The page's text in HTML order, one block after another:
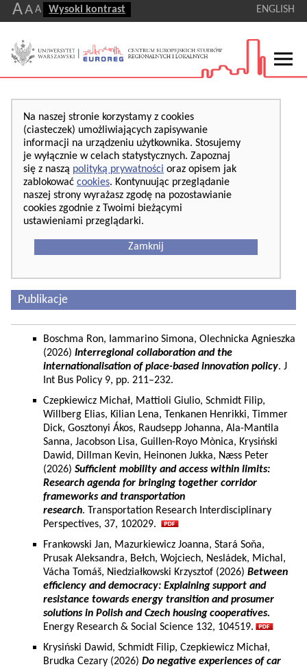
AA A Wysoki kontrast ENGLISH
Na naszej stronie korzystamy z cookies
(ciasteczek) umożliwiających zapisywanie
informacji na urządzeniu użytkownika. Stosujemy
je wyłącznie w celach statystycznych. Zapoznaj
się z naszą polityką prywatności oraz opisem jak
zablokować cookies. Kontynuując przeglądanie
naszej strony wyrażasz zgodę na pozostawianie
cookies zgodnie z Twoimi bieżącymi
ustawieniami przeglądarki.
Zamknij
Publikacje
Boschma Ron, Iammarino Simona, Olechnicka Agnieszka
(2026) Interregional collaboration and the
internationalisation of place-based innovation policy. J
Int Bus Policy 9, pp. 211–232.
Czepkiewicz Michał, Mattioli Giulio, Schmidt Filip,
Willberg Elias, Kilian Lena, Tenkanen Henrikki, Timmer
Dick, Gosztonyi Ákos, Raudsepp Johanna, Ala-Mantila
Sanna, Jacobson Lisa, Guillen-Royo Mònica, Krysiński
Dawid, Dillman Kevin, Heinonen Jukka, Næss Peter
(2026) Sufficient mobility and access within limits:
Research agenda for bringing together corridor
frameworks and transportation
research. Transportation Research Interdisciplinary
Perspectives, 37, 102029.
Frankowski Jan, Mazurkiewicz Joanna, Stará Soňa,
Prusak Aleksandra, Bełch, Wojciech, Nesládek, Michal,
Vácha Tomáš, Niedziałkowski Krzysztof (2026) Between
efficiency and democracy: Explaining support and
resistance towards energy transition and prosumer
solutions in Polish and Czech housing cooperatives.
Energy Research & Social Science 132, 104519.
Krysiński Dawid, Schmidt Filip, Czepkiewicz Michał,
Brudka Cezary (2026) Do negative experiences of car